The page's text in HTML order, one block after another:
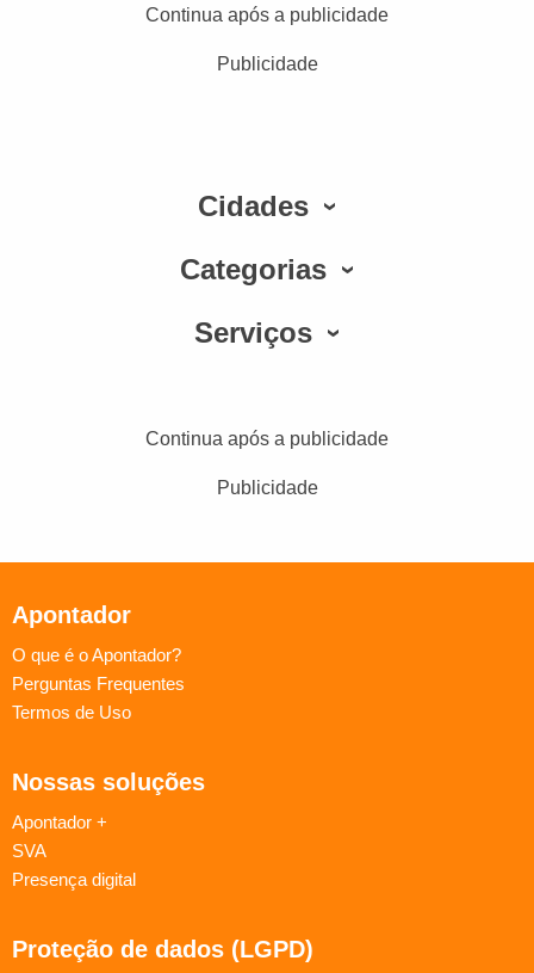
Continua após a publicidade
Publicidade
Cidades
Categorias
Serviços
Continua após a publicidade
Publicidade
Apontador
O que é o Apontador?
Perguntas Frequentes
Termos de Uso
Nossas soluções
Apontador +
SVA
Presença digital
Proteção de dados (LGPD)